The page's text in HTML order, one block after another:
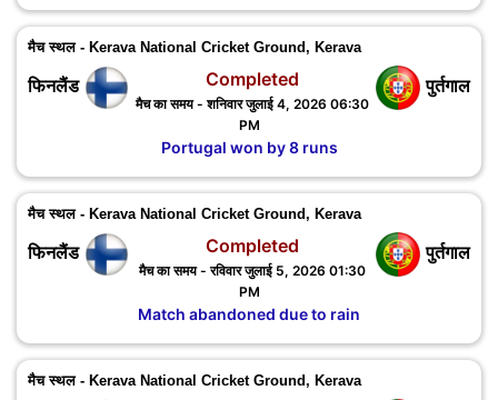
मैच स्थल - Kerava National Cricket Ground, Kerava
फिनलैंड पुर्तगाल
Completed
मैच का समय - शनिवार जुलाई 4, 2026 06:30
PM
Portugal won by 8 runs
मैच स्थल - Kerava National Cricket Ground, Kerava
फिनलैंड पुर्तगाल
Completed
मैच का समय - रविवार जुलाई 5, 2026 01:30
PM
Match abandoned due to rain
मैच स्थल - Kerava National Cricket Ground, Kerava